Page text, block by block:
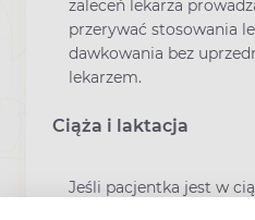
zaleceń lekarza
przerywać stosowania
dawkowania bez
lekarzem.
Ciąża i laktacja
Jeśli pacjentka jest w